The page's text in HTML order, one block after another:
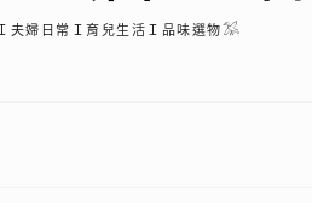
夫婦日常Ｉ育兒生活Ｉ品味選物𓅮